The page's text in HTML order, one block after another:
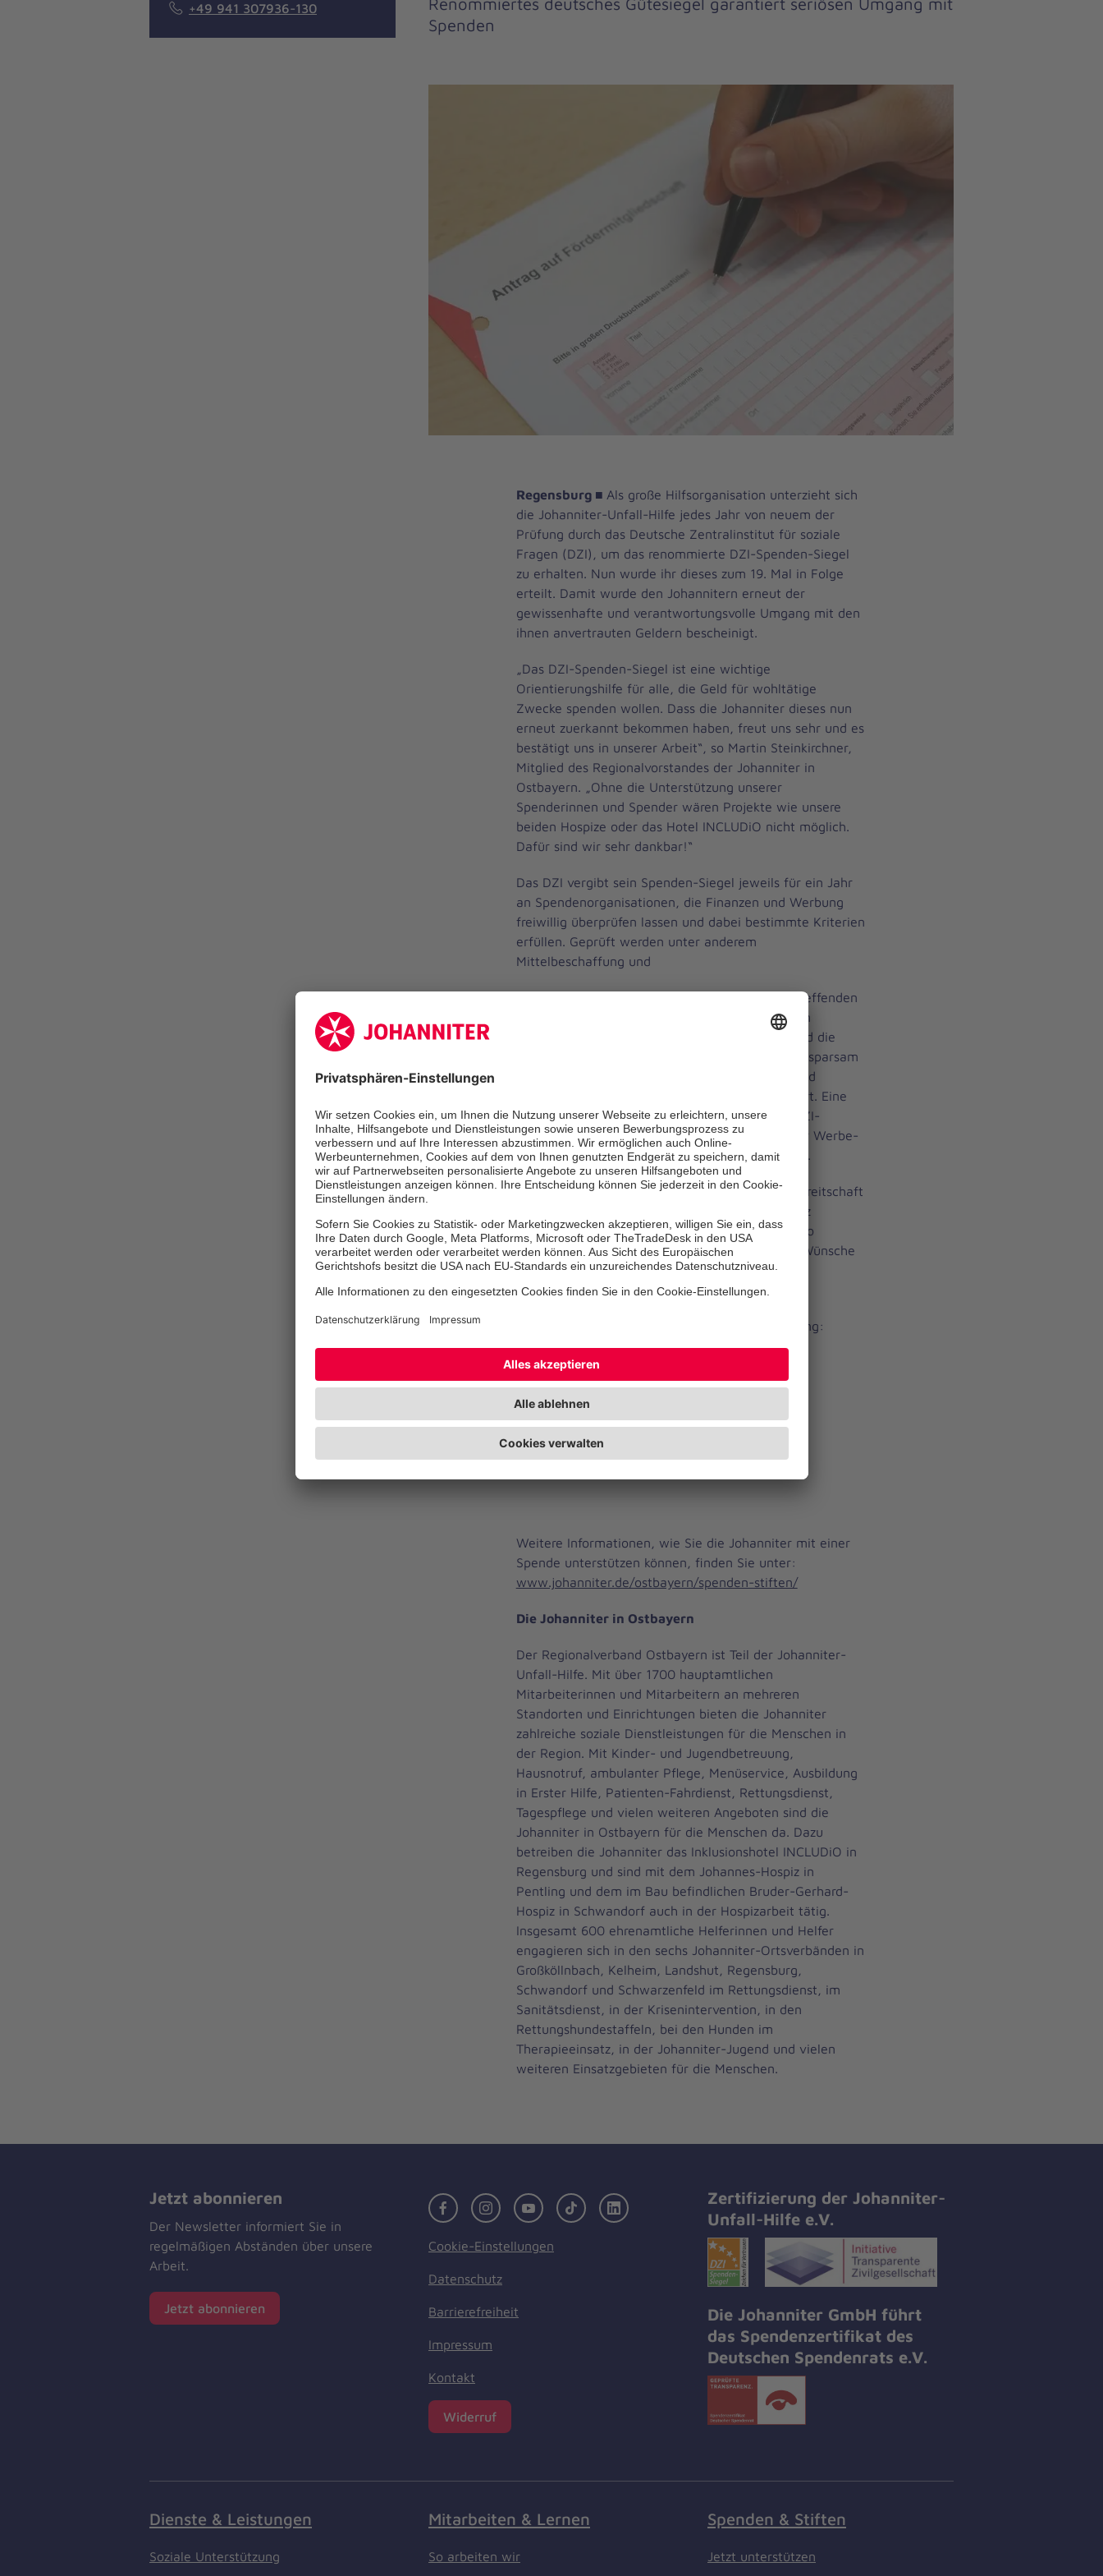
Spenden
Regensburg ■ Als große Hilfsorganisation unterzieht sich
die Johanniter-Unfall-Hilfe jedes Jahr von neuem der
Prüfung durch das Deutsche Zentralinstitut für soziale
Fragen (DZI), um das renommierte DZI-Spenden-Siegel
zu erhalten. Nun wurde ihr dieses zum 19. Mal in Folge
erteilt. Damit wurde den Johannitern erneut der
gewissenhafte und verantwortungsvolle Umgang mit den
ihnen anvertrauten Geldern bescheinigt.
„Das DZI-Spenden-Siegel ist eine wichtige
Orientierungshilfe für alle, die Geld für wohltätige
Zwecke spenden wollen. Dass die Johanniter dieses nun
erneut zuerkannt bekommen haben, freut uns sehr und es
bestätigt uns in unserer Arbeit“, so Martin Steinkirchner,
Mitglied des Regionalvorstandes der Johanniter in
Ostbayern. „Ohne die Unterstützung unserer
Spenderinnen und Spender wären Projekte wie unsere
beiden Hospize oder das Hotel INCLUDiO nicht möglich.
Dafür sind wir sehr dankbar!“
Das DZI vergibt sein Spenden-Siegel jeweils für ein Jahr
an Spendenorganisationen, die Finanzen und Werbung
freiwillig überprüfen lassen und dabei bestimmte Kriterien
erfüllen. Geprüft werden unter anderem
Mittelbeschaffung und
-verwendung sowie die Vermögenslage der betreffenden
Organisation. Es bescheinigt, dass die erhaltenen
Spenden den gemeinnützigen Zweck erfüllen und die
Spendenorganisation transparent, wirtschaftlich sparsam
und leistungsfähig arbeitet, sowie wahrhaftig und
transparent über die Mittelverwendung informiert. Eine
wesentliche Voraussetzung für den Erhalt des DZI-
Spenden-Siegels ist ein angemessener Anteil der Werbe-
und Verwaltungskosten an den Gesamtausgaben.
Martin Steinkirchner betont die hohe Spendenbereitschaft
im Raum Ostbayern: „Für unser Johannes-Hospiz
beispielsweise haben wir 2023 rund 125.000 Euro
erhalten. Jeder einzelne Euro hilft dabei, letzte Wünsche
unserer Gäste zu erfüllen und individuelle
Therapieansätze zu ermöglichen.“
Spendenkonto für das Johannes-Hospiz in Pentling:
Sparkasse Wenzenbach
Verwendungszweck: Spende Johannes-Hospiz
Weitere Informationen, wie Sie die Johanniter mit einer
Spende unterstützen können, finden Sie unter:
www.johanniter.de/ostbayern/spenden-stiften/
Die Johanniter in Ostbayern
Der Regionalverband Ostbayern ist Teil der Johanniter-
Unfall-Hilfe. Mit über 1700 hauptamtlichen
Mitarbeiterinnen und Mitarbeitern an mehreren
Standorten und Einrichtungen bieten die Johanniter
zahlreiche soziale Dienstleistungen für die Menschen in
der Region. Mit Kinder- und Jugendbetreuung,
Hausnotruf, ambulanter Pflege, Menüservice, Ausbildung
in Erster Hilfe, Patienten-Fahrdienst, Rettungsdienst,
Tagespflege und vielen weiteren Angeboten sind die
Johanniter in Ostbayern für die Menschen da. Dazu
betreiben die Johanniter das Inklusionshotel INCLUDiO in
Regensburg und sind mit dem Johannes-Hospiz in
Pentling und dem im Bau befindlichen Bruder-Gerhard-
Hospiz in Schwandorf auch in der Hospizarbeit tätig.
Insgesamt 600 ehrenamtliche Helferinnen und Helfer
engagieren sich in den sechs Johanniter-Ortsverbänden in
Großköllnbach, Kelheim, Landshut, Regensburg,
Schwandorf und Schwarzenfeld im Rettungsdienst, im
Sanitätsdienst, in der Krisenintervention, in den
Rettungshundestaffeln, bei den Hunden im
Therapieeinsatz, in der Johanniter-Jugend und vielen
weiteren Einsatzgebieten für die Menschen.
+49 941 307936-130
Jetzt abonnieren
Der Newsletter informiert Sie in
regelmäßigen Abständen über unsere
Arbeit.
Jetzt abonnieren
FacebookInstagramYoutubeTikTok LinkedIn
Cookie-Einstellungen
Datenschutz
Barrierefreiheit
Impressum
Kontakt
Widerruf
Zertifizierung der Johanniter-
Unfall-Hilfe e.V.
Die Johanniter GmbH führt
das Spendenzertifikat des
Deutschen Spendenrats e.V.
Dienste & Leistungen
Soziale Unterstützung
Mitarbeiten & Lernen
So arbeiten wir
Spenden & Stiften
Jetzt unterstützen